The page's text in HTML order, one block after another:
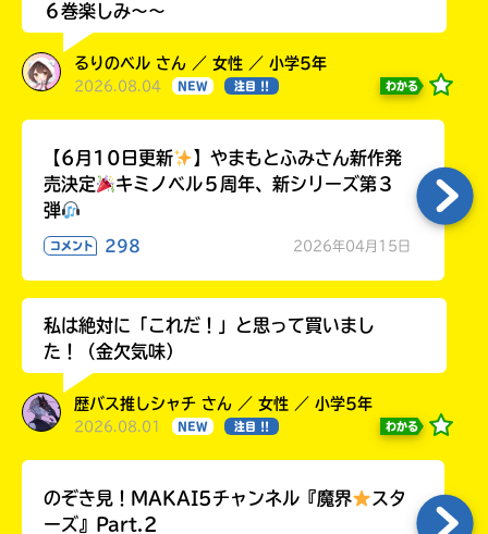
６巻楽しみ～～
るりのベル さん ／ 女性 ／ 小学5年
2026.08.04 NEW 注目 !! わかる
【6月10日更新
】やまもとふみさん新作発
売決定
キミノベル５周年、新シリーズ第３
弾
コメント 298 2026年04月15日
私は絶対に「これだ！」と思って買いまし
た！（金欠気味）
歴バス推しシャチ さん ／ 女性 ／ 小学5年
2026.08.01 NEW 注目 !! わかる
のぞき見！MAKAI5チャンネル『魔界
スタ
ーズ』Part.2